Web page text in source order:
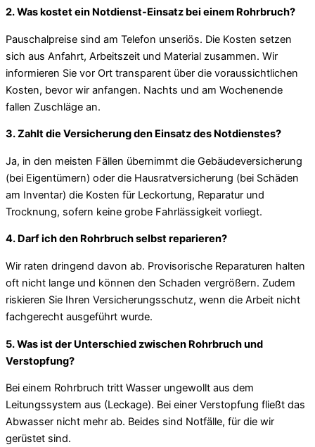
2. Was kostet ein Notdienst-Einsatz bei einem Rohrbruch?
Pauschalpreise sind am Telefon unseriös. Die Kosten setzen
sich aus Anfahrt, Arbeitszeit und Material zusammen. Wir
informieren Sie vor Ort transparent über die voraussichtlichen
Kosten, bevor wir anfangen. Nachts und am Wochenende
fallen Zuschläge an.
3. Zahlt die Versicherung den Einsatz des Notdienstes?
Ja, in den meisten Fällen übernimmt die Gebäudeversicherung
(bei Eigentümern) oder die Hausratversicherung (bei Schäden
am Inventar) die Kosten für Leckortung, Reparatur und
Trocknung, sofern keine grobe Fahrlässigkeit vorliegt.
4. Darf ich den Rohrbruch selbst reparieren?
Wir raten dringend davon ab. Provisorische Reparaturen halten
oft nicht lange und können den Schaden vergrößern. Zudem
riskieren Sie Ihren Versicherungsschutz, wenn die Arbeit nicht
fachgerecht ausgeführt wurde.
5. Was ist der Unterschied zwischen Rohrbruch und
Verstopfung?
Bei einem Rohrbruch tritt Wasser ungewollt aus dem
Leitungssystem aus (Leckage). Bei einer Verstopfung fließt das
Abwasser nicht mehr ab. Beides sind Notfälle, für die wir
gerüstet sind.